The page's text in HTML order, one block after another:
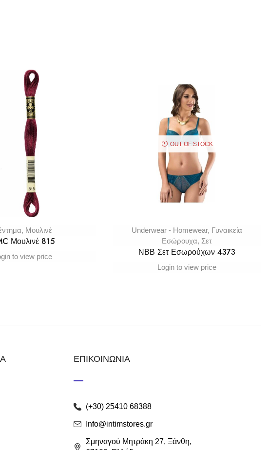
, Μουλινέ
Μουλινέ 815
to view price
OUT OF STOCK
Underwear - Homewear, Γυναικεία
Εσώρουχα, Σετ
ΝΒΒ Σετ Εσωρούχων 4373
Login to view price
ΕΠΙΚΟΙΝΩΝΙΑ
(+30) 25410 68388
Info@intimstores.gr
Σμηναγού Μητράκη 27, Ξάνθη,